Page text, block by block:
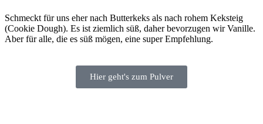
Schmeckt für uns eher nach Butterkeks als nach rohem Keksteig
(Cookie Dough). Es ist ziemlich süß, daher bevorzugen wir Vanille.
Aber für alle, die es süß mögen, eine super Empfehlung.
Hier geht's zum Pulver